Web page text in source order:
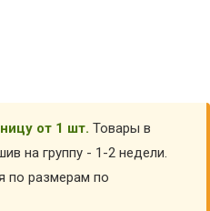
от 1 шт. Товары в
на группу - 1-2 недели.
по размерам по